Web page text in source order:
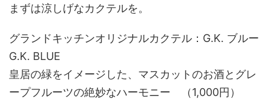
まずは涼しげなカクテルを。
グランドキッチンオリジナルカクテル：G.K. ブルー
G.K. BLUE
皇居の緑をイメージした、マスカットのお酒とグレ
ープフルーツの絶妙なハーモニー （1,000円）